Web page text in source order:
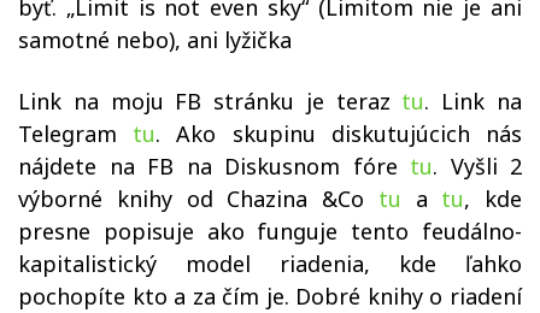
byť. „Limit is not even sky“ (Limitom nie je ani
samotné nebo), ani lyžička
Link na moju FB stránku je teraz tu. Link na
Telegram tu. Ako skupinu diskutujúcich nás
nájdete na FB na Diskusnom fóre tu. Vyšli 2
výborné knihy od Chazina &Co tu a tu, kde
presne popisuje ako funguje tento feudálno-
kapitalistický model riadenia, kde ľahko
pochopíte kto a za čím je. Dobré knihy o riadení